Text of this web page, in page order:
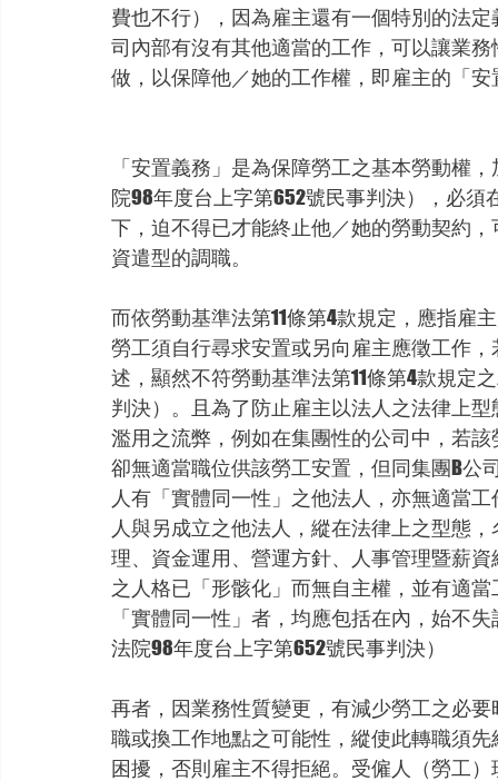
費也不行），因為雇主還有一個特別的法
司內部有沒有其他適當的工作，可以讓業
做，以保障他／她的工作權，即雇主的「安
「安置義務」是為保障勞工之基本勞動權
院98年度台上字第652號民事判決），必
下，迫不得已才能終止他／她的勞動契約
資遣型的調職。
而依勞動基準法第11條第4款規定，應指雇
勞工須自行尋求安置或另向雇主應徵工作
述，顯然不符勞動基準法第11條第4款規定
判決）。且為了防止雇主以法人之法律上
濫用之流弊，例如在集團性的公司中，若
卻無適當職位供該勞工安置，但同集團B公
人有「實體同一性」之他法人，亦無適當
人與另成立之他法人，縱在法律上之型態
理、資金運用、營運方針、人事管理暨薪
之人格已「形骸化」而無自主權，並有適
「實體同一性」者，均應包括在內，始不
法院98年度台上字第652號民事判決）
再者，因業務性質變更，有減少勞工之必
職或換工作地點之可能性，縱使此轉職須
困擾，否則雇主不得拒絕。受僱人（勞工